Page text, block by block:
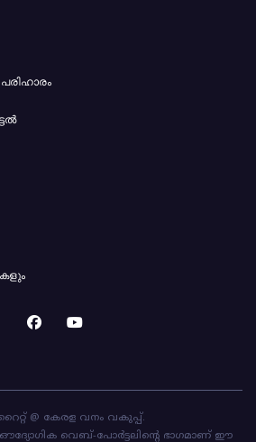
@ കേരള വനം വകുപ്പ്.
ഔദ്യോഗിക വെബ്-പോർട്ടലിന്റെ ഭാഗമാണ് ഈ